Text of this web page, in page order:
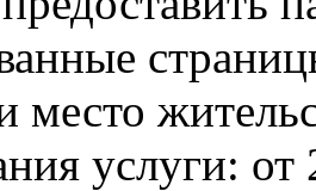
место
услуги: от